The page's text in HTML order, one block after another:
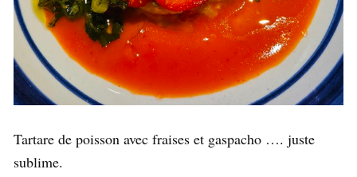
Tartare de poisson avec fraises et gaspacho …. juste
sublime.